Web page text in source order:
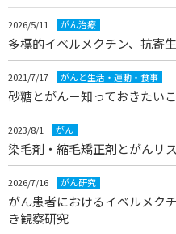
2026/5/11 がん治療
多標的イベルメクチン、抗寄
2021/7/17 がんと生活・運動・食事
砂糖とがん－知っておきたい
2023/8/1 がん
染毛剤・縮毛矯正剤とがんリ
2026/7/16 がん研究
がん患者におけるイベルメク
き観察研究